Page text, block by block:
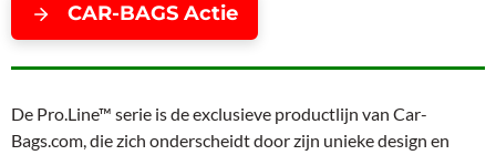
CAR-BAGS Actie
De Pro.Line™ serie is de exclusieve productlijn van Car-
Bags.com, die zich onderscheidt door zijn unieke design en